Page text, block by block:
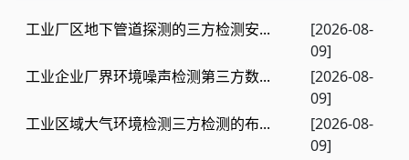
工业厂区地下管道探测的三方检测安...
[2026-08-
09]
工业企业厂界环境噪声检测第三方数...
[2026-08-
09]
工业区域大气环境检测三方检测的布...
[2026-08-
09]